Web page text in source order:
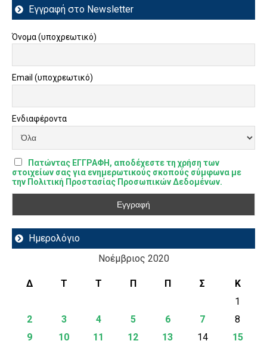
Εγγραφή στο Newsletter
Όνομα (υποχρεωτικό)
Email (υποχρεωτικό)
Ενδιαφέροντα
Πατώντας ΕΓΓΡΑΦΗ, αποδέχεστε τη χρήση των
στοιχείων σας για ενημερωτικούς σκοπούς σύμφωνα με
την Πολιτική Προστασίας Προσωπικών Δεδομένων.
Ημερολόγιο
Νοέμβριος 2020
Δ Τ Τ Π Π Σ
Κ
1
2
3 4 5 6 7
8
9
10 11 12 13 14
15